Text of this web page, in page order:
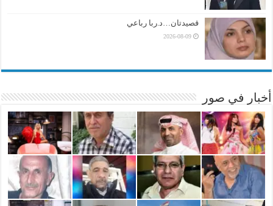
قصيدتان…د.ربا رباعي
2026-08-09
أخبار في صور